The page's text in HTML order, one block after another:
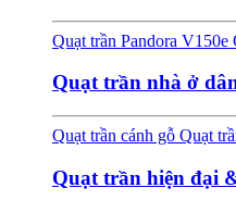
Quạt trần Pandora V150e
Quạt trần nhà ở
Quạt trần cánh gỗ Quạt
Quạt trần hiện đại